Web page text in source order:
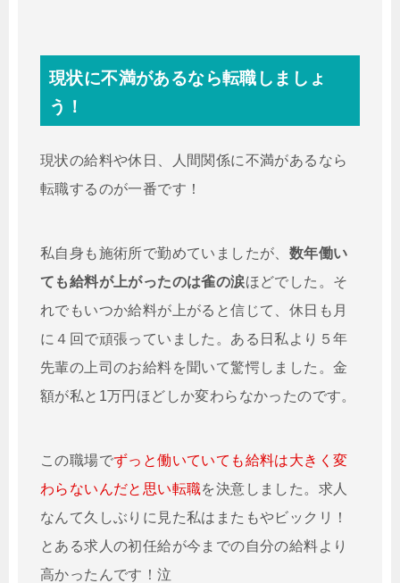
現状に不満があるなら転職しましょ
う！
現状の給料や休日、人間関係に不満があるなら
転職するのが一番です！
私自身も施術所で勤めていましたが、 数年働い
ても給料が上がったのは雀の涙ほどでした。そ
れでもいつか給料が上がると信じて、休日も月
に４回で頑張っていました。ある日私より５年
先輩の上司のお給料を聞いて驚愕しました。金
額が私と1万円ほどしか変わらなかったのです。
この職場でずっと働いていても給料は大きく変
わらないんだと思い転職を決意しました。求人
なんて久しぶりに見た私はまたもやビックリ！
とある求人の初任給が今までの自分の給料より
高かったんです！泣